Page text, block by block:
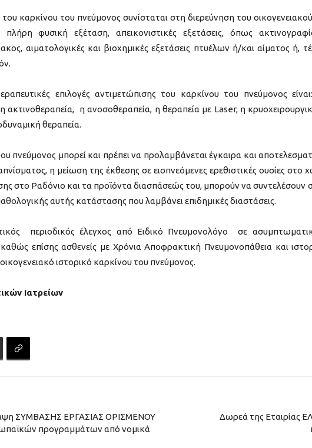
καρκίνου του πνεύμονος συνίσταται στη διερεύνηση του
πλήρη φυσική εξέταση, απεικονιστικές εξετάσεις, όπως
αιματολογικές και βιοχημικές εξετάσεις πτυέλων ή/και αίματος ή,
επιλογές αντιμετώπισης του καρκίνου του πνεύμονος
η ακτινοθεραπεία, η ανοσοθεραπεία, η θεραπεία με Laser, η
θεραπεία.
πνεύμονος μπορεί και πρέπει να προλαμβάνεται έγκαιρα και
η μείωση της έκθεσης σε εισπνεόμενες ερεθιστικές ουσίες στο
στο Ραδόνιο και τα προϊόντα διασπάσεώς του, μπορούν να συντελέσουν
αυτής κατάστασης που λαμβάνει επιδημικές διαστάσεις.
περιοδικός έλεγχος από Ειδικό Πνευμονολόγο σε
επίσης ασθενείς με Χρόνια Αποφρακτική Πνευμονοπάθεια και
ιστορικό καρκίνου του πνεύμονος.
Ιατρείων
ΣΥΜΒΑΣΗΣ ΕΡΓΑΣΙΑΣ ΟΡΙΣΜΕΝΟΥ
προγραμμάτων από νομικά
Δωρεά της Εταιρίας